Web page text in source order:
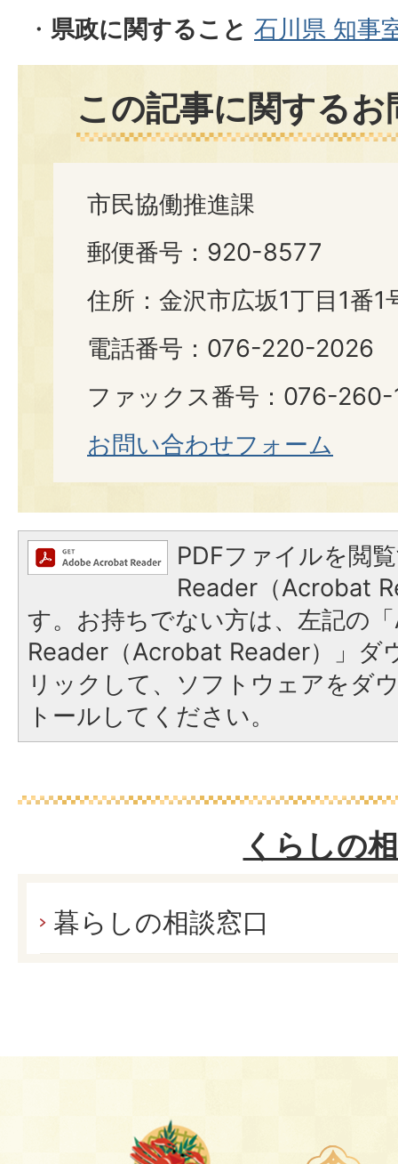
・ 県政に関すること 石川県 知事
この記事に関する
市民協働推進課
郵便番号：920-8577
住所：金沢市広坂1丁目1番1
電話番号：076-220-2026
ファックス番号：076-260-
お問い合わせフォーム
PDFファイルを閲
Reader（Acrobat
す。お持ちでない方は、左記の
Reader（Acrobat Reader）」ダ
リックして、ソフトウェアをダ
トールしてください。
くらしの
暮らしの相談窓口